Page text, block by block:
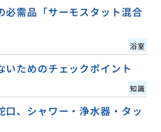
必需品「サーモスタット混合
浴室
いためのチェックポイント
知識
口、シャワー・浄水器・タッ